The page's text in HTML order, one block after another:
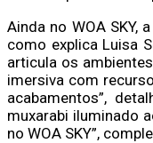
Ainda no WOA SKY,
como explica Luisa
articula os
imersiva com
acabamentos”,
muxarabi iluminado
no WOA SKY”,